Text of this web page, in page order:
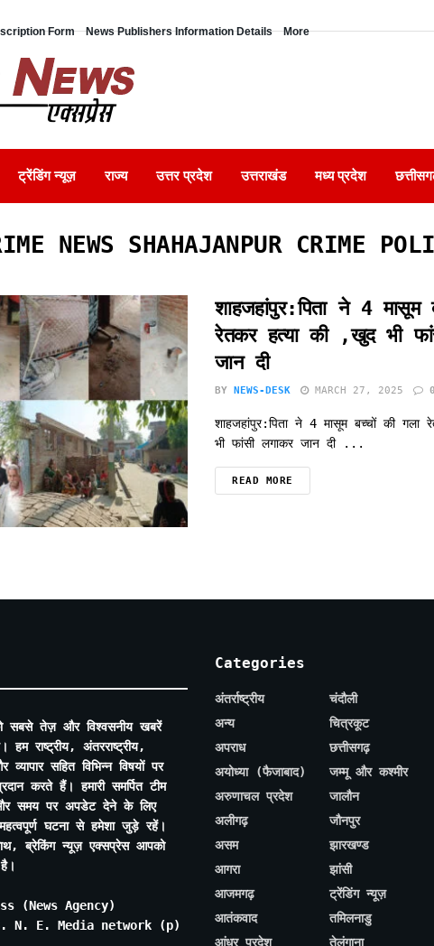
Form News Publishers Information Details More
ट्रेंडिंग न्यूज़ राज्य उत्तर प्रदेश उत्तराखंड मध्य प्रदेश
NEWS SHAHAJANPUR CRIME
शाहजहांपुर:पिता ने 4 मासूम
रेतकर हत्या की ,खुद भी
जान दी
BY NEWS-DESK MARCH 27, 2025 0
शाहजहांपुर:पिता ने 4 मासूम बच्चों की गला
भी फांसी लगाकर जान दी ...
READ MORE
सबसे तेज़ और विश्वसनीय खबरें
राष्ट्रीय, अंतरराष्ट्रीय,
सहित विभिन्न विषयों पर
करते हैं। हमारी समर्पित टीम
और समय पर अपडेट देने के लिए
घटना से हमेशा जुड़े रहें।
ब्रेकिंग न्यूज़ एक्सप्रेस आपको
(News Agency)
N. E. Media network (p)
Categories
अंतर्राष्ट्रीय
अन्य
अपराध
अयोध्या (फैजाबाद)
अरुणाचल प्रदेश
अलीगढ़
असम
आगरा
आजमगढ़
आतंकवाद
आंध्र प्रदेश
चंदौली
चित्रकूट
छत्तीसगढ़
जम्मू और कश्मीर
जालौन
जौनपुर
झारखण्ड
झांसी
ट्रेंडिंग न्यूज़
तमिलनाडु
तेलंगाना